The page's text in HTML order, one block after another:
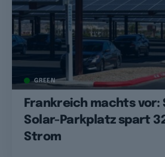
GREEN
Frankreich machts vor:
Solar-Parkplatz spart
Strom